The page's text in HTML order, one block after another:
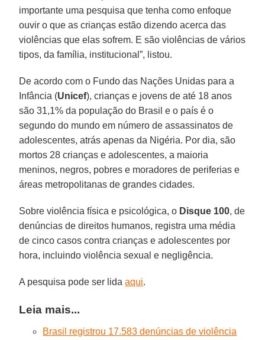
importante uma pesquisa que tenha como enfoque
ouvir o que as crianças estão dizendo acerca das
violências que elas sofrem. E são violências de vários
tipos, da família, institucional”, listou.
De acordo com o Fundo das Nações Unidas para a
Infância (Unicef), crianças e jovens de até 18 anos
são 31,1% da população do Brasil e o país é o
segundo do mundo em número de assassinatos de
adolescentes, atrás apenas da Nigéria. Por dia, são
mortos 28 crianças e adolescentes, a maioria
meninos, negros, pobres e moradores de periferias e
áreas metropolitanas de grandes cidades.
Sobre violência física e psicológica, o Disque 100, de
denúncias de direitos humanos, registra uma média
de cinco casos contra crianças e adolescentes por
hora, incluindo violência sexual e negligência.
A pesquisa pode ser lidaaqui.
Leia mais...
Brasil registrou 17.583 denúncias de violência